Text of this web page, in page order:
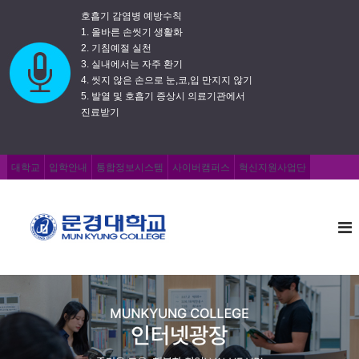
호흡기 감염병 예방수칙
1. 올바른 손씻기 생활화
2. 기침예절 실천
3. 실내에서는 자주 환기
4. 씻지 않은 손으로 눈,코,입 만지지 않기
5. 발열 및 호흡기 증상시 의료기관에서
진료받기
대학교 입학안내 통합정보시스템 사이버캠퍼스 혁신지원사업단
,
행
복
한
취
업